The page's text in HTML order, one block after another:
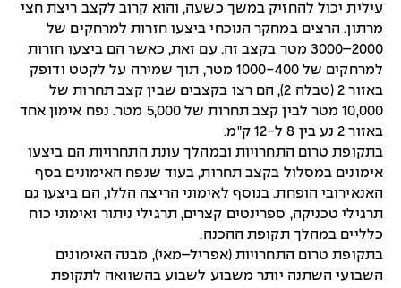
עילית יכול להחזיק במשך כשעה, והוא קרוב לקצב ריצת חצי
מרתון. הרצים במחקר הנוכחי ביצעו חזרות למרחקים של
2000–3000 מטר בקצב זה. עם זאת, כאשר הם ביצעו חזרות
למרחקים של 1000-400 מטר, תוך שמירה על לקטט ודופק
באזור 2 (טבלה 2), הם רצו בקצבים שבין קצב תחרות של
10,000 מטר לבין קצב תחרות של 5,000 מטר. נפח אימון אחד
באזור 2 נע בין 8 ל-12 ק"מ.
בתקופת טרום התחרויות ובמהלך עונת התחרויות הם ביצעו
אימונים במסלול בקצב תחרות, בעוד שנפח האימונים בסף
האנאירובי הופחת. בנוסף לאימוני הריצה הללו, הם ביצעו גם
תרגילי טכניקה, ספרינטים קצרים, תרגילי ניתור ואימוני כוח
כלליים במהלך תקופת ההכנה.
בתקופת טרום התחרויות (אפריל–מאי), מבנה האימונים
השבועי השתנה יותר משבוע לשבוע בהשוואה לתקופת